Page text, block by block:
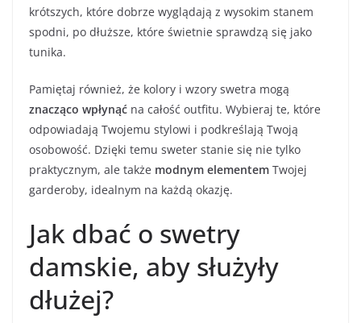
krótszych, które dobrze wyglądają z wysokim stanem
spodni, po dłuższe, które świetnie sprawdzą się jako
tunika.
Pamiętaj również, że kolory i wzory swetra mogą
znacząco wpłynąć na całość outfitu. Wybieraj te, które
odpowiadają Twojemu stylowi i podkreślają Twoją
osobowość. Dzięki temu sweter stanie się nie tylko
praktycznym, ale także modnym elementem Twojej
garderoby, idealnym na każdą okazję.
Jak dbać o swetry
damskie, aby służyły
dłużej?